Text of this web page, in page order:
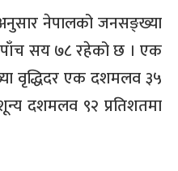
नेपालको जनसङ्ख्या
सय ७८ रहेको छ । एक
वृद्धिदर एक दशमलव ३५
दशमलव ९२ प्रतिशतमा